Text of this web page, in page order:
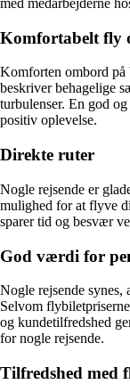
med medarbejderne
Komfortabelt fly
Komforten ombord på
beskriver behagelige
turbulenser. En god
positiv oplevelse.
Direkte ruter
Nogle rejsende er
mulighed for at flyve
sparer tid og besvær
God værdi for
Nogle rejsende
Selvom
og kundetilfredshed
for nogle rejsende.
Tilfredshed med